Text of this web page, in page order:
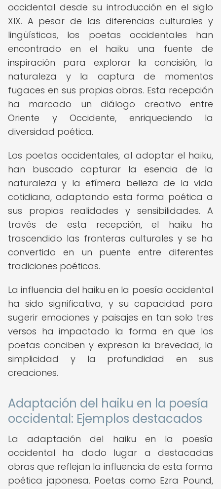
occidental desde su introducción en el siglo
XIX. A pesar de las diferencias culturales y
lingüísticas, los poetas occidentales han
encontrado en el haiku una fuente de
inspiración para explorar la concisión, la
naturaleza y la captura de momentos
fugaces en sus propias obras. Esta recepción
ha marcado un diálogo creativo entre
Oriente y Occidente, enriqueciendo la
diversidad poética.
Los poetas occidentales, al adoptar el haiku,
han buscado capturar la esencia de la
naturaleza y la efímera belleza de la vida
cotidiana, adaptando esta forma poética a
sus propias realidades y sensibilidades. A
través de esta recepción, el haiku ha
trascendido las fronteras culturales y se ha
convertido en un puente entre diferentes
tradiciones poéticas.
La influencia del haiku en la poesía occidental
ha sido significativa, y su capacidad para
sugerir emociones y paisajes en tan solo tres
versos ha impactado la forma en que los
poetas conciben y expresan la brevedad, la
simplicidad y la profundidad en sus
creaciones.
Adaptación del haiku en la poesía
occidental: Ejemplos destacados
La adaptación del haiku en la poesía
occidental ha dado lugar a destacadas
obras que reflejan la influencia de esta forma
poética japonesa. Poetas como Ezra Pound,